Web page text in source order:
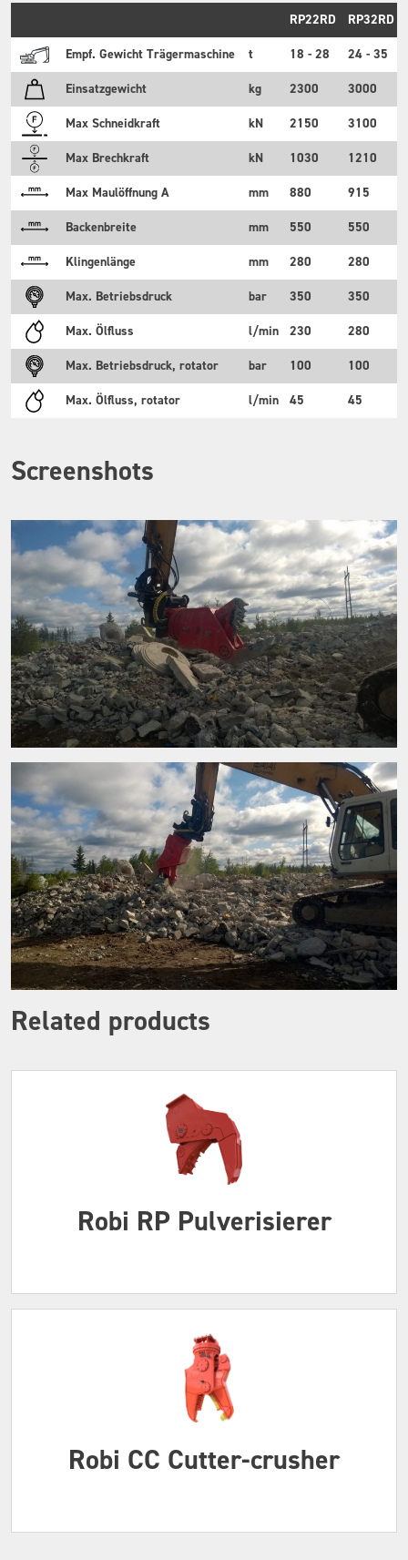
RP22RD
RP32RD
Empf. Gewicht Trägermaschine
t 18 - 28
24 - 35
Einsatzgewicht
kg 2300
3000
Max Schneidkraft
kN 2150
3100
Max Brechkraft
kN 1030
1210
Max Maulöffnung A
mm 880
915
Backenbreite
mm 550
550
Klingenlänge
mm 280
280
Max. Betriebsdruck
bar 350
350
Max. Ölfluss
l/min 230
280
Max. Betriebsdruck, rotator
bar 100
100
Max. Ölfluss, rotator
l/min 45 45
Screenshots
Related products
Robi RP Pulverisierer
Robi CC Cutter-crusher